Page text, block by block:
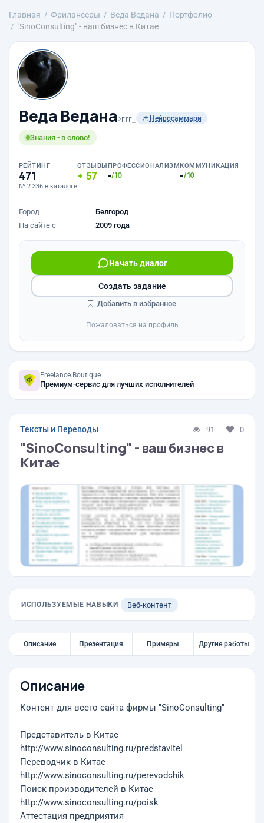
Главная Фрилансеры Веда Ведана
Портфолио
"SinoConsulting" - ваш бизнес в Китае
Веда Ведана›rrr_ Нейросаммари
Знания - в слово!
РЕЙТИНГ
471
№ 2 336 в каталоге
ОТЗЫВЫ
57
ПРОФЕССИОНАЛИЗМ
-/10
КОММУНИКАЦИЯ
-/10
Город
Белгород
На сайте с
2009 года
Начать диалог
Создать задание
Добавить в избранное
Пожаловаться на профиль
Freelance.Boutique
Премиум-сервис для лучших исполнителей
Тексты и Переводы 91 0
"SinoConsulting" - ваш бизнес в
Китае
ИСПОЛЬЗУЕМЫЕ НАВЫКИ Веб-контент
Описание Презентация Примеры Другие работы
Описание
Контент для всего сайта фирмы "SinoConsulting"
Представитель в Китае
http://www.sinoconsulting.ru/predstavitel
Переводчик в Китае
http://www.sinoconsulting.ru/perevodchik
Поиск производителей в Китае
http://www.sinoconsulting.ru/poisk
Аттестация предприятия